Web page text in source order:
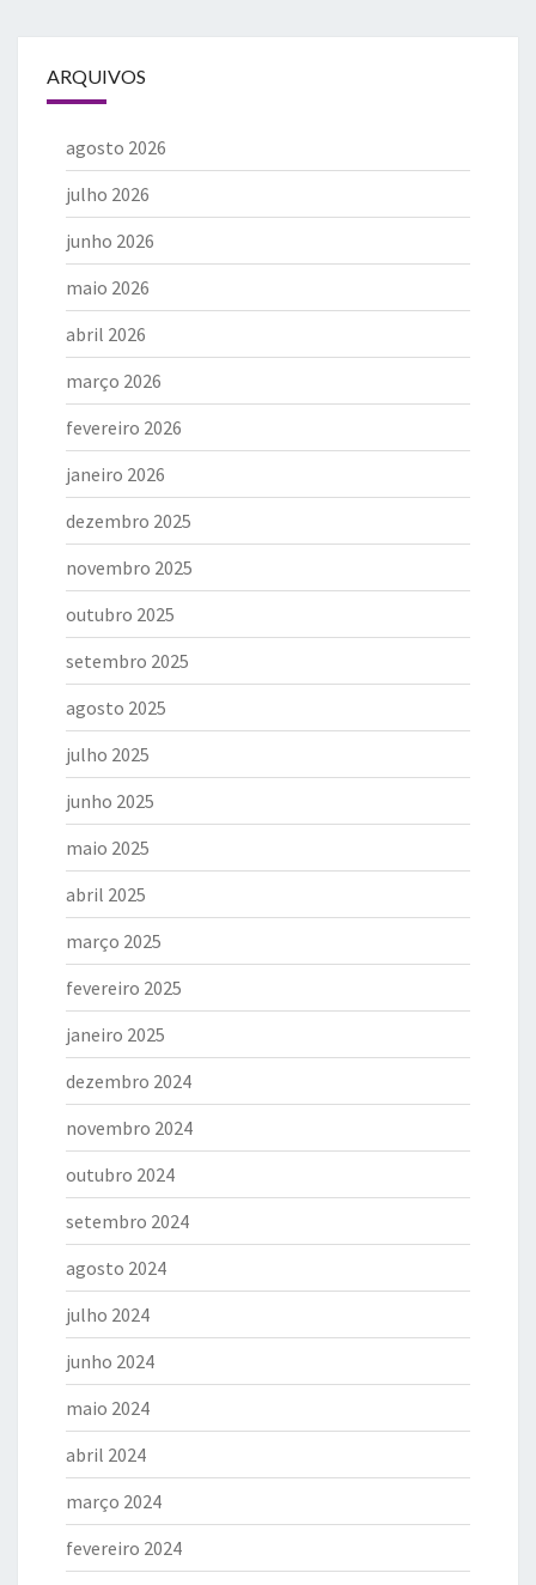
ARQUIVOS
agosto 2026
julho 2026
junho 2026
maio 2026
abril 2026
março 2026
fevereiro 2026
janeiro 2026
dezembro 2025
novembro 2025
outubro 2025
setembro 2025
agosto 2025
julho 2025
junho 2025
maio 2025
abril 2025
março 2025
fevereiro 2025
janeiro 2025
dezembro 2024
novembro 2024
outubro 2024
setembro 2024
agosto 2024
julho 2024
junho 2024
maio 2024
abril 2024
março 2024
fevereiro 2024